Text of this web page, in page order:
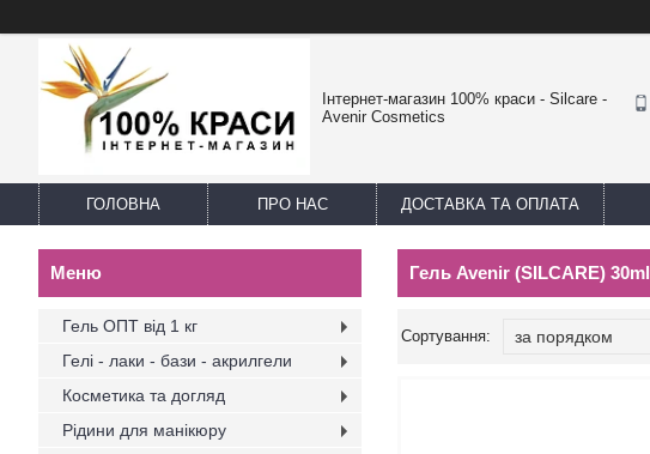
Інтернет-магазин 100% краси - Silcare -
Avenir Cosmetics
ГОЛОВНА ПРО НАС ДОСТАВКА ТА ОПЛАТА
Гель Avenir (SILCARE) 30ml
Гель ОПТ від 1 кг
Гелі - лаки - бази - акрилгели
Косметика та догляд
Рідини для манікюру